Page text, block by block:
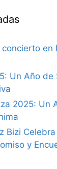
concierto
Un Año de
2025: Un
Bizi
y